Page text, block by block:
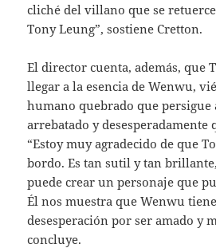
cliché del villano que se
Tony Leung”, sostiene Cretton.
El director cuenta, además, que
llegar a la esencia de Wenwu,
humano quebrado que
arrebatado y desesperadamente
“Estoy muy agradecido de que
bordo. Es tan sutil y tan
puede crear un personaje que
Él nos muestra que Wenwu
desesperación por ser amado y
concluye.